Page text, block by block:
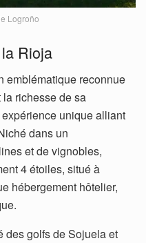
Logroño
Rioja
reconnue
la richesse de sa
unique alliant
dans un
et de vignobles,
4 étoiles, situé à
hébergement hôtelier,
des golfs de Sojuela et